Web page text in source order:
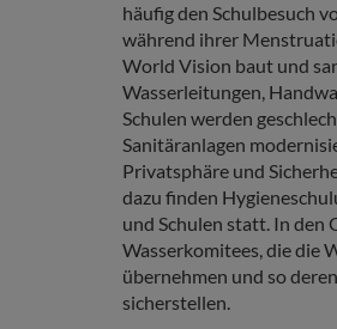
häufig den Schulbesuch
während ihrer
World Vision baut und
Wasserleitungen,
Schulen werden
Sanitäranlagen
Privatsphäre und
dazu finden
und Schulen statt. In den
Wasserkomitees, die die
übernehmen und so
sicherstellen.